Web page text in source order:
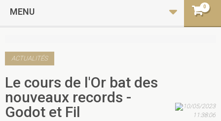
MENU 0
ACTUALITÉS
Le cours de l'Or bat des
nouveaux records -
Godot et Fil
10/05/2023
11:38:06